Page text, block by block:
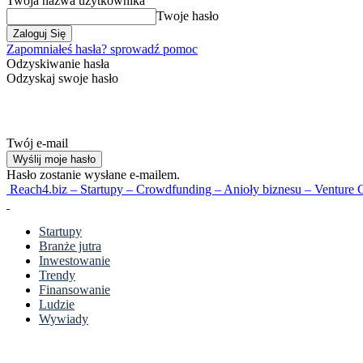
Twoje hasło
Zapomniałeś hasła? sprowadź pomoc
Odzyskiwanie hasła
Odzyskaj swoje hasło
Twój e-mail
Hasło zostanie wysłane e-mailem.
Reach4.biz – Startupy – Crowdfunding – Anioły biznesu – Venture
Startupy
Branże jutra
Inwestowanie
Trendy
Finansowanie
Ludzie
Wywiady